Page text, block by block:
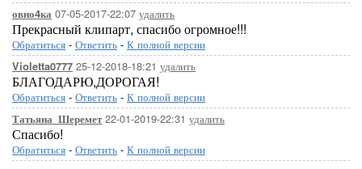
овно4ка 07-05-2017-22:07 удалить
Прекрасный клипарт, спасибо огромное!!!
Обратиться - Ответить - К полной версии
Violetta0777 25-12-2018-18:21 удалить
БЛАГОДАРЮ,ДОРОГАЯ!
Обратиться - Ответить - К полной версии
Татьяна_Шеремет22-01-2019-22:31 удалить
Спасибо!
Обратиться - Ответить - К полной версии